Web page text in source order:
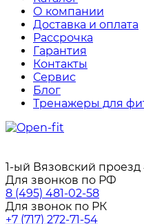
О компании
Доставка и оплата
Рассрочка
Гарантия
Контакты
Сервис
Блог
Тренажеры для
1-ый Вязовский проезд
Для звонков по РФ
8 (495) 481-02-58
Для звонок по РК
+7 (717) 272-71-54